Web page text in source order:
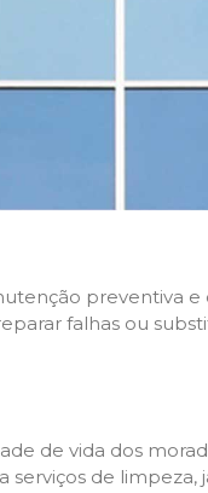
preventiva
falhas ou
de vida dos
de